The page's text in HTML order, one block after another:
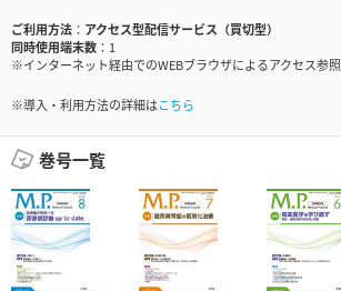
ご利用方法
アクセス型配信サービス（買切型）
同時使用端末数
1
※インターネット経由でのWEBブラウザによるアクセス参照
※導入・利用方法の詳細はこちら
巻号一覧